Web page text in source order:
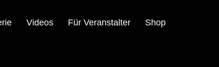
Videos Für Veranstalter Shop